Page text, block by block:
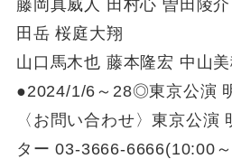
藤岡真威人 田村心 曽田陵
田岳 桜庭大翔
山口馬木也 藤本隆宏 中山
●2024/1/6～28◎東京公演
〈お問い合わせ〉東京公演
ター 03-3666-6666(10:00